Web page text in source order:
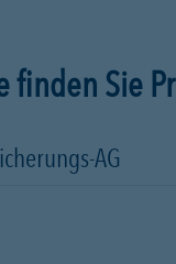
finden Sie
AG